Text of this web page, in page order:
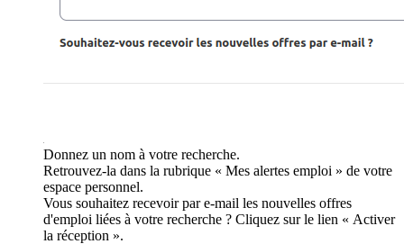
Donnez un nom à votre recherche.
Retrouvez-la dans la rubrique « Mes alertes emploi » de votre
espace personnel.
Vous souhaitez recevoir par e-mail les nouvelles offres
d'emploi liées à votre recherche ? Cliquez sur le lien « Activer
la réception ».